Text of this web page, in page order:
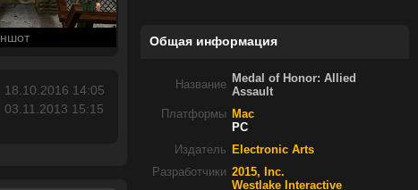
18.10.2016 14:05
03.11.2013 15:15
Общая информация
Название Medal of Honor: Allied
Assault
Платформы Mac
PC
Издатель
Electronic Arts
Разработчики 2015, Inc.
Westlake Interactive